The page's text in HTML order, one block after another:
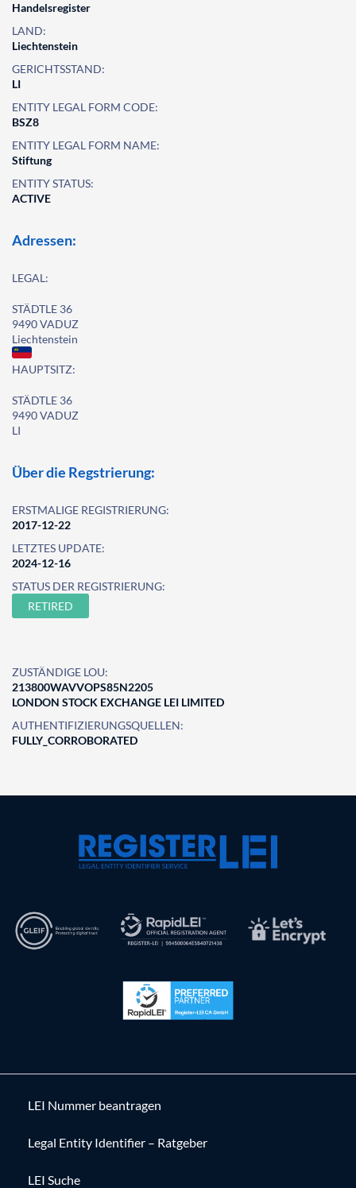
Handelsregister
LAND:
Liechtenstein
GERICHTSSTAND:
LI
ENTITY LEGAL FORM CODE:
BSZ8
ENTITY LEGAL FORM NAME:
Stiftung
ENTITY STATUS:
ACTIVE
Adressen:
LEGAL:
STÄDTLE 36
9490 VADUZ
Liechtenstein
HAUPTSITZ:
STÄDTLE 36
9490 VADUZ
LI
Über die Regstrierung:
ERSTMALIGE REGISTRIERUNG:
2017-12-22
LETZTES UPDATE:
2024-12-16
STATUS DER REGISTRIERUNG:
RETIRED
ZUSTÄNDIGE LOU:
213800WAVVOPS85N2205
LONDON STOCK EXCHANGE LEI LIMITED
AUTHENTIFIZIERUNGSQUELLEN:
FULLY_CORROBORATED
LEI Nummer beantragen
Legal Entity Identifier – Ratgeber
LEI Suche